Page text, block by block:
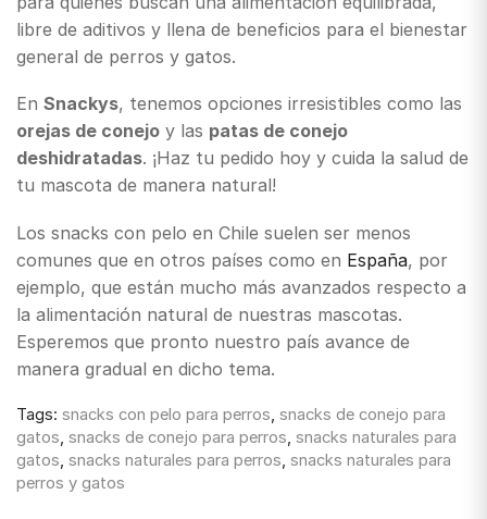
libre de aditivos y llena de beneficios para el bienestar
general de perros y gatos.
En Snackys, tenemos opciones irresistibles como las
orejas de conejo y las patas de conejo
deshidratadas. ¡Haz tu pedido hoy y cuida la salud de
tu mascota de manera natural!
Los snacks con pelo en Chile suelen ser menos
comunes que en otros países como en España, por
ejemplo, que están mucho más avanzados respecto a
la alimentación natural de nuestras mascotas.
Esperemos que pronto nuestro país avance de
manera gradual en dicho tema.
Tags: snacks con pelo para perros snacks de conejo para
gatos snacks de conejo para perros snacks naturales para
gatos snacks naturales para perros snacks naturales para
perros y gatos